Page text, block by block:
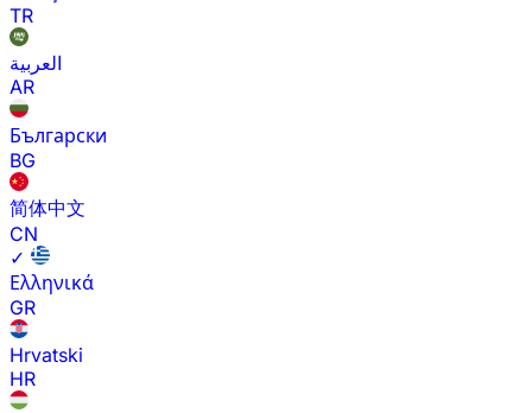
TR
العربية
AR
Български
BG
简体中文
CN
✓
Ελληνικά
GR
Hrvatski
HR